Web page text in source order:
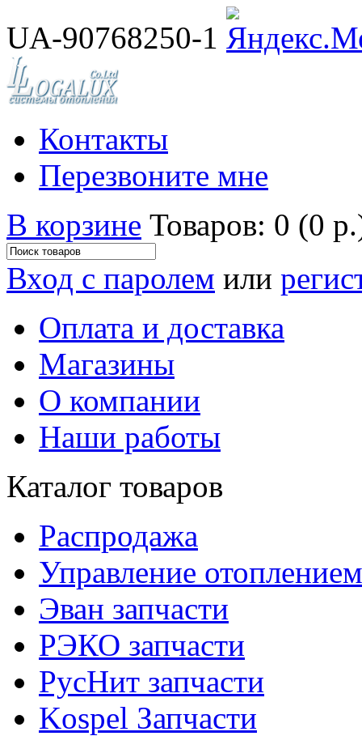
UA-90768250-1
Контакты
Перезвоните мне
В корзине Товаров: 0 (0
Вход с паролем или
Оплата и доставка
Магазины
О компании
Наши работы
Каталог товаров
Распродажа
Управление отоплением
Эван запчасти
РЭКО запчасти
РусНит запчасти
Kospel Запчасти